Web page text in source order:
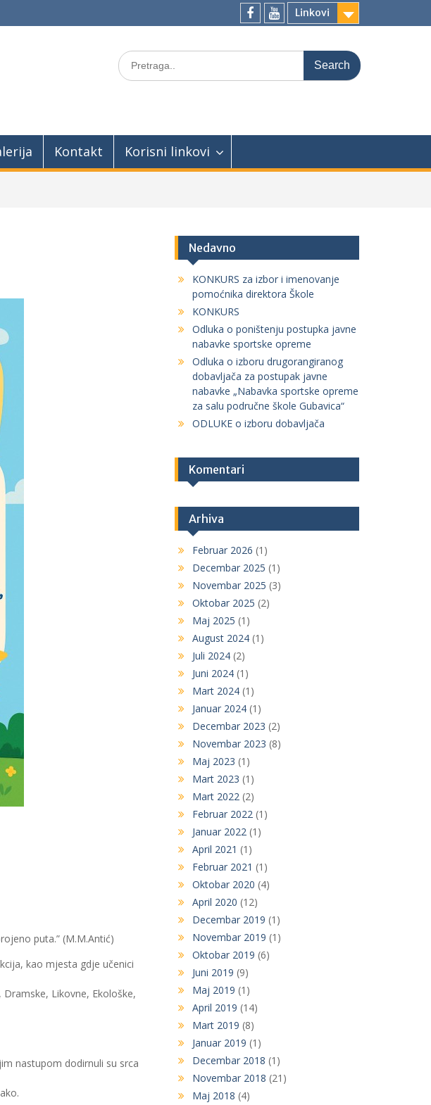
Linkovi
Search
for:
Kontakt Korisni linkovi
puta.” (M.M.Antić)
kao mjesta gdje učenici
Likovne, Ekološke,
nastupom dodirnuli su srca
Nedavno
KONKURS za izbor i imenovanje
pomoćnika direktora Škole
KONKURS
Odluka o poništenju postupka javne
nabavke sportske opreme
Odluka o izboru drugorangiranog
dobavljača za postupak javne
nabavke „Nabavka sportske opreme
za salu područne škole Gubavica“
ODLUKE o izboru dobavljača
Komentari
Arhiva
Februar 2026 (1)
Decembar 2025 (1)
Novembar 2025 (3)
Oktobar 2025 (2)
Maj 2025 (1)
August 2024(1)
Juli 2024(2)
Juni 2024(1)
Mart 2024(1)
Januar 2024(1)
Decembar 2023 (2)
Novembar 2023 (8)
Maj 2023 (1)
Mart 2023 (1)
Mart 2022(2)
Februar 2022(1)
Januar 2022(1)
April 2021 (1)
Februar 2021 (1)
Oktobar 2020 (4)
April 2020 (12)
Decembar 2019 (1)
Novembar 2019 (1)
Oktobar 2019 (6)
Juni 2019 (9)
Maj 2019 (1)
April 2019 (14)
Mart 2019 (8)
Januar 2019 (1)
Decembar 2018 (1)
Novembar 2018 (21)
Maj 2018 (4)